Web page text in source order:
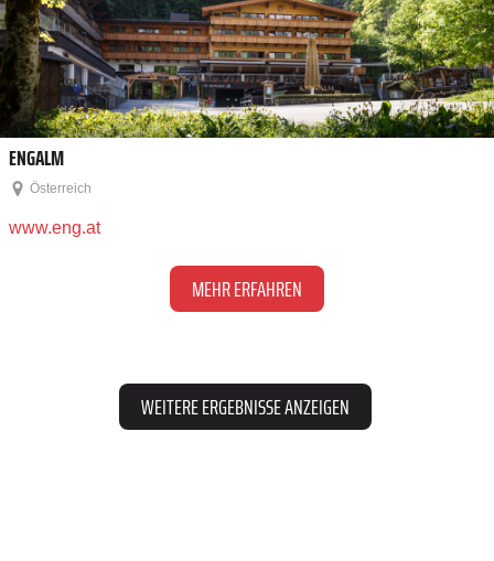
ENGALM
Österreich
www.eng.at
MEHR ERFAHREN
WEITERE ERGEBNISSE ANZEIGEN